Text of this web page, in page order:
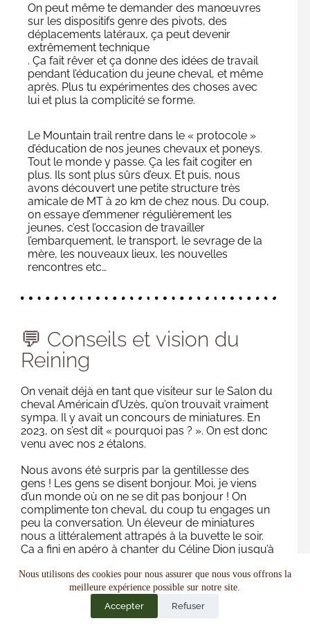
Nous utilisons des cookies pour nous assurer que nous vous offrons la
meilleure expérience possible sur notre site.
Accepter
Refuser
On peut même te demander des manœuvres
sur les dispositifs genre des pivots, des
déplacements latéraux, ça peut devenir
extrêmement technique
. Ça fait rêver et ça donne des idées de travail
pendant l’éducation du jeune cheval, et même
après. Plus tu expérimentes des choses avec
lui et plus la complicité se forme.
Le Mountain trail rentre dans le « protocole »
d’éducation de nos jeunes chevaux et poneys.
Tout le monde y passe. Ça les fait cogiter en
plus. Ils sont plus sûrs d’eux. Et puis, nous
avons découvert une petite structure très
amicale de MT à 20 km de chez nous. Du coup,
on essaye d’emmener régulièrement les
jeunes, c’est l’occasion de travailler
l’embarquement, le transport, le sevrage de la
mère, les nouveaux lieux, les nouvelles
rencontres etc…
💬 Conseils et vision du
Reining
On venait déjà en tant que visiteur sur le Salon du
cheval Américain d’Uzès, qu’on trouvait vraiment
sympa. Il y avait un concours de miniatures. En
2023, on s’est dit « pourquoi pas ? ». On est donc
venu avec nos 2 étalons.
Nous avons été surpris par la gentillesse des
gens ! Les gens se disent bonjour. Moi, je viens
d’un monde où on ne se dit pas bonjour ! On
complimente ton cheval, du coup tu engages un
peu la conversation. Un éleveur de miniatures
nous a littéralement attrapés à la buvette le soir.
Ça a fini en apéro à chanter du Céline Dion jusqu’à
Sur la carrière d’échauffement, il y avait des
créneaux horaires de préparation en accès libre,
et les juges étaient là. Tu pouvais poser des